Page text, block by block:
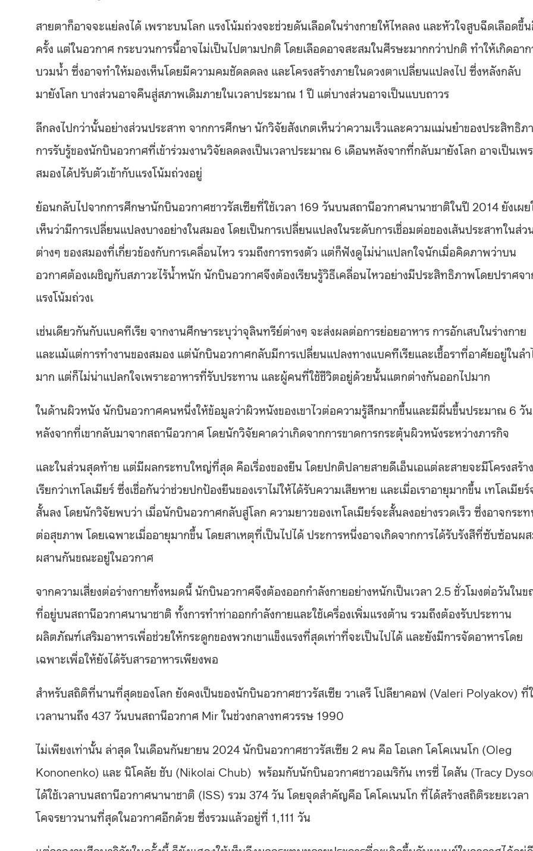
สายตาก็อาจจะแย่ลงได้ เพราะบนโลก แรงโน้มถ่วงจะช่วยดันเลือดในร่างกายให้ไหลลง และหัวใจสูบฉีดเลือดขึ้
ครั้ง แต่ในอวกาศ กระบวนการนี้อาจไม่เป็นไปตามปกติ โดยเลือดอาจสะสมในศีรษะมากกว่าปกติ ทำให้เกิดอาก
บวมน้ำ ซึ่งอาจทำให้มองเห็นโดยมีความคมชัดลดลง และโครงสร้างภายในดวงตาเปลี่ยนแปลงไป ซึ่งหลังกลับ
มายังโลก บางส่วนอาจคืนสู่สภาพเดิมภายในเวลาประมาณ 1 ปี แต่บางส่วนอาจเป็นแบบถาวร
ลึกลงไปกว่านั้นอย่างส่วนประสาท จากการศึกษา นักวิจัยสังเกตเห็นว่าความเร็วและความแม่นยำของประสิทธิภ
การรับรู้ของนักบินอวกาศที่เข้าร่วมงานวิจัยลดลงเป็นเวลาประมาณ 6 เดือนหลังจากที่กลับมายังโลก อาจเป็นเพ
สมองได้ปรับตัวเข้ากับแรงโน้มถ่วงอยู่
ย้อนกลับไปจากการศึกษานักบินอวกาศชาวรัสเซียที่ใช้เวลา 169 วันบนสถานีอวกาศนานาชาติในปี 2014 ยังเผ
เห็นว่ามีการเปลี่ยนแปลงบางอย่างในสมอง โดยเป็นการเปลี่ยนแปลงในระดับการเชื่อมต่อของเส้นประสาทในส่ว
ต่างๆ ของสมองที่เกี่ยวข้องกับการเคลื่อนไหว รวมถึงการทรงตัว แต่ก็ฟังดูไม่น่าแปลกใจนักเมื่อคิดภาพว่าบน
อวกาศต้องเผชิญกับสภาวะไร้น้ำหนัก นักบินอวกาศจึงต้องเรียนรู้วิธีเคลื่อนไหวอย่างมีประสิทธิภาพโดยปราศจ
แรงโน้มถ่วงเ
เช่นเดียวกันกับแบคทีเรีย จากงานศึกษาระบุว่าจุลินทรีย์ต่างๆ จะส่งผลต่อการย่อยอาหาร การอักเสบในร่างกาย
และแม้แต่การทำงานของสมอง แต่นักบินอวกาศกลับมีการเปลี่ยนแปลงทางแบคทีเรียและเชื้อราที่อาศัยอยู่ในลำ
มาก แต่ก็ไม่น่าแปลกใจเพราะอาหารที่รับประทาน และผู้คนที่ใช้ชีวิตอยู่ด้วยนั้นแตกต่างกันออกไปมาก
ในด้านผิวหนัง นักบินอวกาศคนหนึ่งให้ข้อมูลว่าผิวหนังของเขาไวต่อความรู้สึกมากขึ้นและมีผื่นขึ้นประมาณ 6 วัน
หลังจากที่เขากลับมาจากสถานีอวกาศ โดยนักวิจัยคาดว่าเกิดจากการขาดการกระตุ้นผิวหนังระหว่างภารกิจ
และในส่วนสุดท้าย แต่มีผลกระทบใหญ่ที่สุด คือเรื่องของยีน โดยปกติปลายสายดีเอ็นเอแต่ละสายจะมีโครงสร้า
เรียกว่าเทโลเมียร์ ซึ่งเชื่อกันว่าช่วยปกป้องยีนของเราไม่ให้ได้รับความเสียหาย และเมื่อเราอายุมากขึ้น เทโลเมียร์
สั้นลง โดยนักวิจัยพบว่า เมื่อนักบินอวกาศกลับสู่โลก ความยาวของเทโลเมียร์จะสั้นลงอย่างรวดเร็ว ซึ่งอาจกระ
ต่อสุขภาพ โดยเฉพาะเมื่ออายุมากขึ้น โดยสาเหตุที่เป็นไปได้ ประการหนึ่งอาจเกิดจากการได้รับรังสีที่ซับซ้อนผ
ผสานกันขณะอยู่ในอวกาศ
จากความเสี่ยงต่อร่างกายทั้งหมดนี้ นักบินอวกาศจึงต้องออกกำลังกายอย่างหนักเป็นเวลา 2.5 ชั่วโมงต่อวันใน
ที่อยู่บนสถานีอวกาศนานาชาติ ทั้งการทำท่าออกกำลังกายและใช้เครื่องเพิ่มแรงต้าน รวมถึงต้องรับประทาน
ผลิตภัณฑ์เสริมอาหารเพื่อช่วยให้กระดูกของพวกเขาแข็งแรงที่สุดเท่าที่จะเป็นไปได้ และยังมีการจัดอาหารโดย
เฉพาะเพื่อให้ยังได้รับสารอาหารเพียงพอ
สำหรับสถิติที่นานที่สุดของโลก ยังคงเป็นของนักบินอวกาศชาวรัสเซีย วาเลรี โปลียาคอฟ (Valeri Polyakov) ที่
เวลานานถึง 437 วันบนสถานีอวกาศ Mir ในช่วงกลางทศวรรษ 1990
ไม่เพียงเท่านั้น ล่าสุด ในเดือนกันยายน 2024 นักบินอวกาศชาวรัสเซีย 2 คน คือ โอเลก โคโคเนนโก (Oleg
Kononenko) และ นิโคลัย ชับ (Nikolai Chub) พร้อมกับนักบินอวกาศชาวอเมริกัน เทรซี่ ไดสัน (Tracy
ได้ใช้เวลาบนสถานีอวกาศนานาชาติ (ISS) รวม 374 วัน โดยจุดสำคัญคือ โคโคเนนโก ที่ได้สร้างสถิติระยะเวลา
โคจรยาวนานที่สุดในอวกาศอีกด้วย ซึ่งรวมแล้วอยู่ที่ 1,111 วัน